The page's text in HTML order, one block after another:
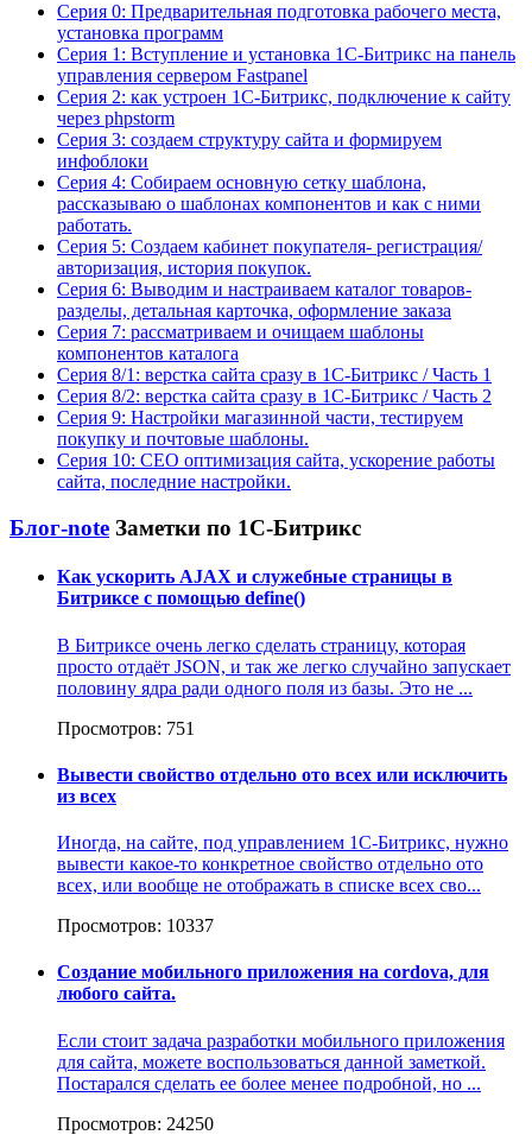
Серия 0: Предварительная подготовка рабочего места,
установка программ
Серия 1: Вступление и установка 1С-Битрикс на панель
управления сервером Fastpanel
Серия 2: как устроен 1C-Битрикс, подключение к сайту
через phpstorm
Серия 3: создаем структуру сайта и формируем
инфоблоки
Серия 4: Собираем основную сетку шаблона,
рассказываю о шаблонах компонентов и как с ними
работать.
Серия 5: Создаем кабинет покупателя- регистрация/
авторизация, история покупок.
Серия 6: Выводим и настраиваем каталог товаров-
разделы, детальная карточка, оформление заказа
Серия 7: рассматриваем и очищаем шаблоны
компонентов каталога
Серия 8/1: верстка сайта сразу в 1С-Битрикс / Часть 1
Серия 8/2: верстка сайта сразу в 1С-Битрикс / Часть 2
Серия 9: Настройки магазинной части, тестируем
покупку и почтовые шаблоны.
Серия 10: СЕО оптимизация сайта, ускорение работы
сайта, последние настройки.
Блог-note Заметки по 1С-Битрикс
Как ускорить AJAX и служебные страницы в
Битриксе с помощью define()
В Битриксе очень легко сделать страницу, которая
просто отдаёт JSON, и так же легко случайно запускает
половину ядра ради одного поля из базы. Это не ...
Просмотров: 751
Вывести свойство отдельно ото всех или исключить
из всех
Иногда, на сайте, под управлением 1С-Битрикс, нужно
вывести какое-то конкретное свойство отдельно ото
всех, или вообще не отображать в списке всех сво...
Просмотров: 10337
Создание мобильного приложения на cordova, для
любого сайта.
Если стоит задача разработки мобильного приложения
для сайта, можете воспользоваться данной заметкой.
Постарался сделать ее более менее подробной, но ...
Просмотров: 24250